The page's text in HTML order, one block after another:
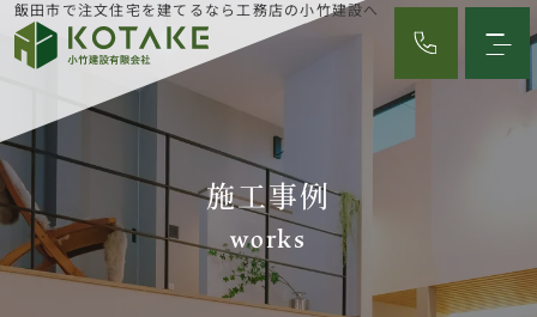
飯田市で注文住宅を建てるなら工務店の小竹建設へ
施工事例
works